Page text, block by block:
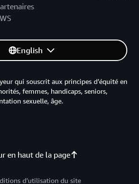
English
en haut de la page
qui souscrit aux principes d’équité en
femmes, handicaps, seniors,
sexuelle, âge.
d’utilisation du site